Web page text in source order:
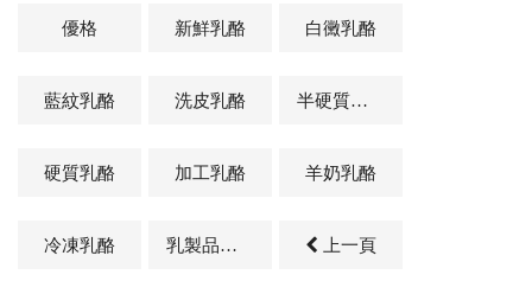
優格 新鮮乳酪 白黴乳酪
藍紋乳酪 洗皮乳酪 半硬質乳酪
硬質乳酪 加工乳酪 羊奶乳酪
冷凍乳酪 乳製品及其他相關商品 上一頁